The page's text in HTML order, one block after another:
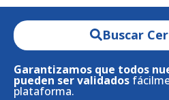
Buscar
Garantizamos que todos
pueden ser validados
plataforma.